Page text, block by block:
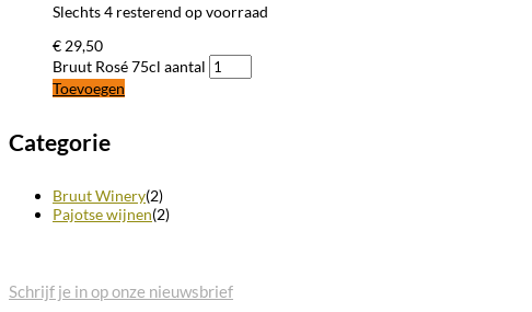
Slechts 4 resterend op voorraad
€ 29,50
Bruut Rosé 75cl aantal
Toevoegen
Categorie
Bruut Winery(2)
Pajotse wijnen(2)
Schrijf je in op onze nieuwsbrief